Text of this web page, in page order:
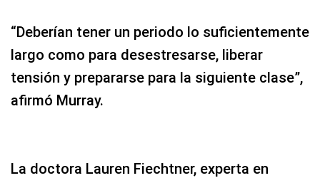
“Deberían tener un periodo lo suficientemente
largo como para desestresarse, liberar
tensión y prepararse para la siguiente clase”,
afirmó Murray.
La doctora Lauren Fiechtner, experta en